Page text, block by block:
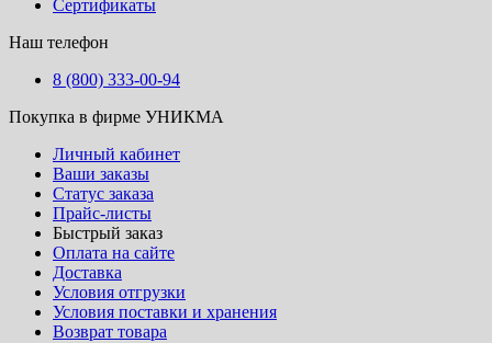
Сертификаты
Наш телефон
8 (800) 333-00-94
Покупка в фирме УНИКМА
Личный кабинет
Ваши заказы
Статус заказа
Прайс-листы
Быстрый заказ
Оплата на сайте
Доставка
Условия отгрузки
Условия поставки и хранения
Возврат товара